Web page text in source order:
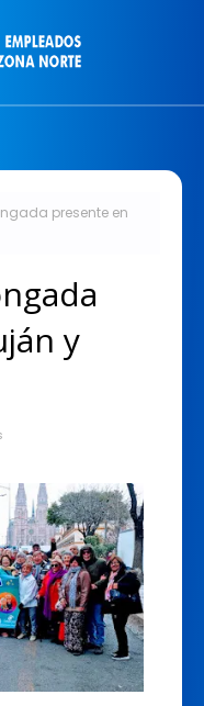
presente en
y